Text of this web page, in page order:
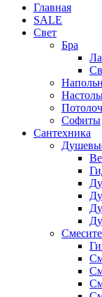
Главная
SALE
Свет
Бра
Софиты
Сантехника